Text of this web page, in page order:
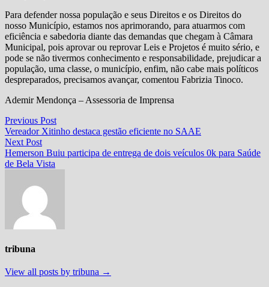
Para defender nossa população e seus Direitos e os Direitos do
nosso Município, estamos nos aprimorando, para atuarmos com
eficiência e sabedoria diante das demandas que chegam à Câmara
Municipal, pois aprovar ou reprovar Leis e Projetos é muito sério, e
pode se não tivermos conhecimento e responsabilidade, prejudicar a
população, uma classe, o município, enfim, não cabe mais políticos
despreparados, precisamos avançar, comentou Fabrizia Tinoco.
Ademir Mendonça – Assessoria de Imprensa
Navegação
de
Post
Previous PostPrevious
post:
Vereador Xitinho destaca gestão eficiente no SAAE
Next PostNext
post:
Hemerson Buiu participa de entrega de dois veículos 0k para Saúde
de Bela Vista
tribuna
View all posts by tribuna →